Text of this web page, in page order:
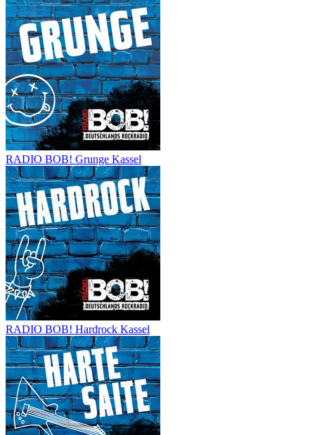
RADIO BOB! Grunge Kassel
RADIO BOB! Hardrock Kassel